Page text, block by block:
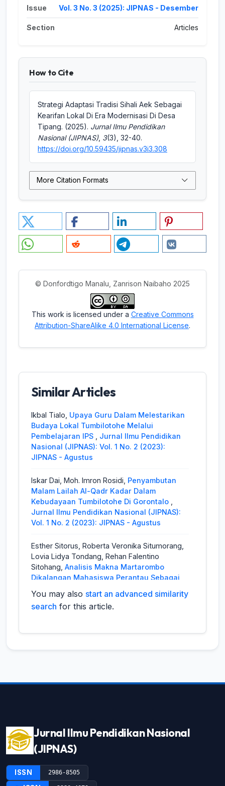
Issue Vol. 3 No. 3 (2025): JIPNAS - Desember
Section Articles
How to Cite
Strategi Adaptasi Tradisi Sihali Aek Sebagai
Kearifan Lokal Di Era Modernisasi Di Desa
Tipang. (2025). Jurnal Ilmu Pendidikan
Nasional (JIPNAS), 3(3), 32-40.
https://doi.org/10.59435/jipnas.v3i3.308
More Citation Formats
© Donfordtigo Manalu, Zanrison Naibaho 2025
This work is licensed under a Creative Commons
Attribution-ShareAlike 4.0 International License.
Similar Articles
Ikbal Tialo, Upaya Guru Dalam Melestarikan
Budaya Lokal Tumbilotohe Melalui
Pembelajaran IPS
Jurnal Ilmu Pendidikan
Nasional (JIPNAS): Vol. 1 No. 2 (2023):
JIPNAS - Agustus
Iskar Dai, Moh. Imron Rosidi, Penyambutan
Malam Lailah Al-Qadr Kadar Dalam
Kebudayaan Tumbilotohe Di Gorontalo
Jurnal Ilmu Pendidikan Nasional (JIPNAS):
Vol. 1 No. 2 (2023): JIPNAS - Agustus
Esther Sitorus, Roberta Veronika Situmorang,
Lovia Lidya Tondang, Rehan Falentino
Sitohang, Analisis Makna Martarombo
Dikalangan Mahasiswa Perantau Sebagai
Dalam Budaya Batak,Jurnal Ilmu
Pendidikan Nasional (JIPNAS): Vol. 3 No. 3
You may also start an advanced similarity
search for this article.
Jurnal Ilmu Pendidikan Nasional
(JIPNAS)
ISSN 2986-8505